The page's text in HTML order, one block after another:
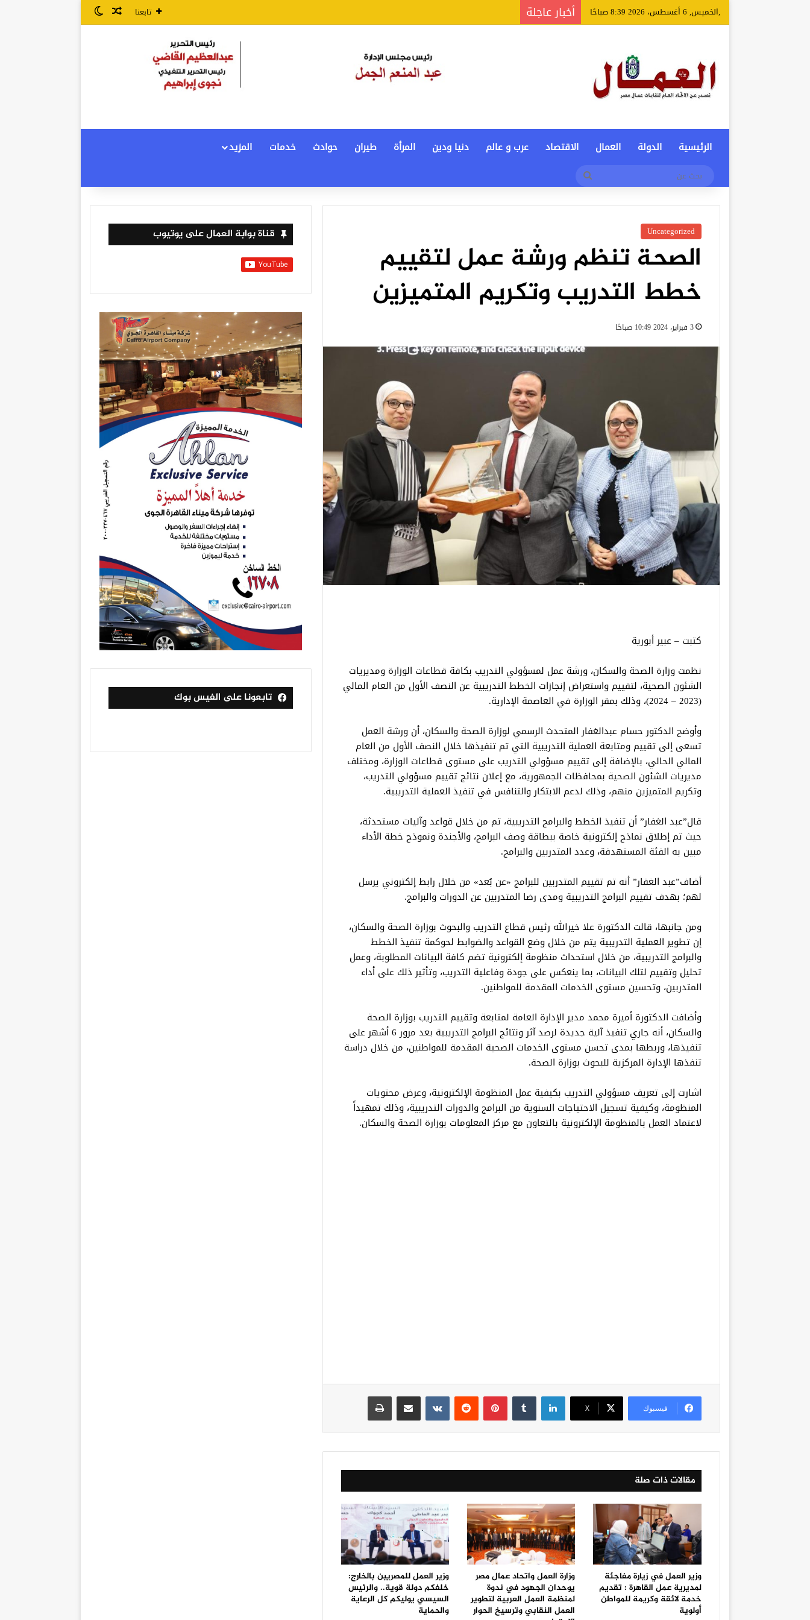
,الخميس, 6 أغسطس، 2026 8:39 صباحًا أخبار عاجلة تابعنا مقال عشوائي
الوضع المظلم
الرئيسية الدولة العمال الاقتصاد عرب و عالم دنيا ودين المرأة طيران حوادث خدمات
المزيد
Uncategorized
الصحة تنظم ورشة عمل لتقييم
خطط التدريب وتكريم المتميزين
3 فبراير، 2024 10:49 صباحًا
كتبت – عبير أبورية
نظمت وزارة الصحة والسكان، ورشة عمل لمسؤولي التدريب بكافة قطاعات الوزارة ومديريات
الشئون الصحية، لتقييم واستعراض إنجازات الخطط التدريبية عن النصف الأول من العام المالي
(2023 – 2024)، وذلك بمقر الوزارة في العاصمة الإدارية.
وأوضح الدكتور حسام عبدالغفار المتحدث الرسمي لوزارة الصحة والسكان، أن ورشة العمل
تسعى إلى تقييم ومتابعة العملية التدريبية التي تم تنفيذها خلال النصف الأول من العام
المالي الحالي، بالإضافة إلى تقييم مسؤولي التدريب على مستوى قطاعات الوزارة، ومختلف
مديريات الشئون الصحية بمحافظات الجمهورية، مع إعلان نتائج تقييم مسؤولي التدريب،
وتكريم المتميزين منهم، وذلك لدعم الابتكار والتنافس في تنفيذ العملية التدريبية.
قال”عبد الغفار” أن تنفيذ الخطط والبرامج التدريبية، تم من خلال قواعد وآليات مستحدثة،
حيث تم إطلاق نماذج إلكترونية خاصة ببطاقة وصف البرامج، والأجندة ونموذج خطة الأداء
مبين به الفئة المستهدفة، وعدد المتدربين والبرامج.
أضاف”عبد الغفار” أنه تم تقييم المتدربين للبرامج «عن بُعد» من خلال رابط إلكتروني يرسل
لهم؛ بهدف تقييم البرامج التدريبية ومدى رضا المتدربين عن الدورات والبرامج.
ومن جانبها، قالت الدكتورة علا خيرالله رئيس قطاع التدريب والبحوث بوزارة الصحة والسكان،
إن تطوير العملية التدريبية يتم من خلال وضع القواعد والضوابط لحوكمة تنفيذ الخطط
والبرامج التدريبية، من خلال استحداث منظومة إلكترونية تضم كافة البيانات المطلوبة، وعمل
تحليل وتقييم لتلك البيانات، بما ينعكس على جودة وفاعلية التدريب، وتأثير ذلك على أداء
المتدربين، وتحسين مستوى الخدمات المقدمة للمواطنين.
وأضافت الدكتورة أميرة محمد مدير الإدارة العامة لمتابعة وتقييم التدريب بوزارة الصحة
والسكان، أنه جاري تنفيذ آلية جديدة لرصد آثر ونتائج البرامج التدريبية بعد مرور 6 أشهر على
تنفيذها، وربطها بمدى تحسن مستوى الخدمات الصحية المقدمة للمواطنين، من خلال دراسة
تنفذها الإدارة المركزية للبحوث بوزارة الصحة.
اشارت إلى تعريف مسؤولي التدريب بكيفية عمل المنظومة الإلكترونية، وعرض محتويات
المنظومة، وكيفية تسجيل الاحتياجات السنوية من البرامج والدورات التدريبية، وذلك تمهيداً
لاعتماد العمل بالمنظومة الإلكترونية بالتعاون مع مركز المعلومات بوزارة الصحة والسكان.
فيسبوك ‫X
لينكدإن بينتيريست
مقالات ذات صلة
وزير العمل في زيارة مفاجئة
لمديرية عمل القاهرة : تقديم
خدمة لائقة وكريمة للمواطن
أولوية
وزارة العمل واتحاد عمال مصر
يوحدان الجهود في ندوة
لمنظمة العمل العربية لتطوير
العمل النقابي وترسيخ الحوار
وزير العمل للمصريين بالخارج:
خلفكم دولة قوية.. والرئيس
السيسي يوليكم كل الرعاية
والحماية
قناة بوابة العمال على يوتيوب
تابعونا على الفيس بوك